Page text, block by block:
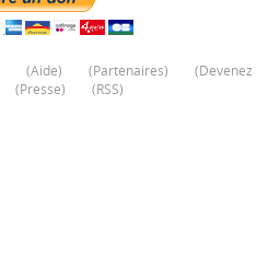
(Aide) (Partenaires) (Devenez
(Presse) (RSS)